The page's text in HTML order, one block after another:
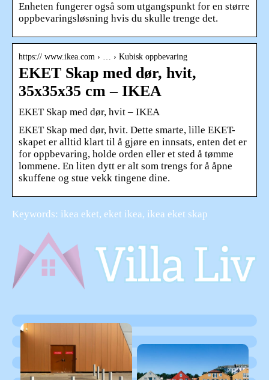
Enheten fungerer også som utgangspunkt for en større
oppbevaringsløsning hvis du skulle trenge det.
https:// www.ikea.com › … › Kubisk oppbevaring
EKET Skap med dør, hvit,
35x35x35 cm – IKEA
EKET Skap med dør, hvit – IKEA
EKET Skap med dør, hvit. Dette smarte, lille EKET-
skapet er alltid klart til å gjøre en innsats, enten det er
for oppbevaring, holde orden eller et sted å tømme
lommene. En liten dytt er alt som trengs for å åpne
skuffene og stue vekk tingene dine.
Keywords: ikea eket, eket ikea, ikea eket skap